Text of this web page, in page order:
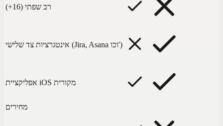
רב שפתי (16+)
אינטגרציות צד שלישי (Jira, Asana וכו')
אפליקציית iOS מקורית
מחירים